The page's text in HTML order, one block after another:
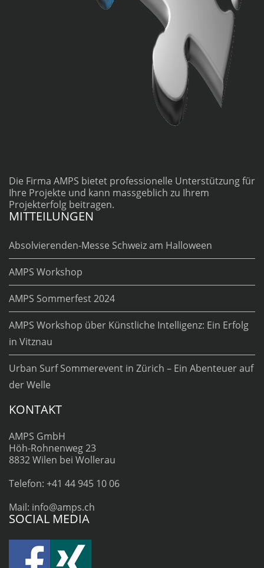
Die Firma AMPS bietet professionelle Unterstützung für
Ihre Projekte und kann massgeblich zu Ihrem
Projekterfolg beitragen.
MITTEILUNGEN
Absolvierenden-Messe Schweiz am Halloween
AMPS Workshop
AMPS Sommerfest 2024
AMPS Workshop über Künstliche Intelligenz: Ein Erfolg
in Vitznau
Urban Surf Sommerevent in Zürich – Ein Abenteuer auf
der Welle
KONTAKT
AMPS GmbH
Höh-Rohnenweg 23
8832 Wilen bei Wollerau
Telefon: +41 44 945 10 06
Mail: info@amps.ch
SOCIAL MEDIA